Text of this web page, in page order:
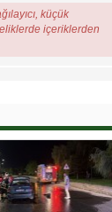
küçük
içeriklerden